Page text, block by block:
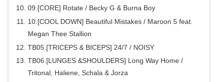
09.[CORE] Rotate / Becky G & Burna Boy
10.[COOL DOWN] Beautiful Mistakes / Maroon 5 feat.
Megan Thee Stallion
TB05.[TRICEPS & BICEPS] 24/7 / NOISY
TB06.[LUNGES &SHOULDERS] Long Way Home /
Tritonal, Haliene, Schala & Jorza